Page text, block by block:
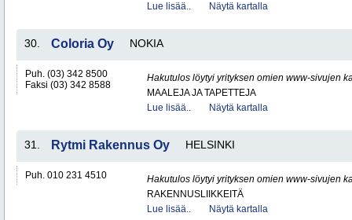
Lue lisää..
Näytä kartalla
30. Coloria Oy NOKIA
Puh. (03) 342 8500
Faksi (03) 342 8588
Hakutulos löytyi yrityksen omien www-sivujen
MAALEJA JA TAPETTEJA
Lue lisää..
Näytä kartalla
31. Rytmi Rakennus Oy HELSINKI
Puh. 010 231 4510
Hakutulos löytyi yrityksen omien www-sivujen
RAKENNUSLIIKKEITÄ
Lue lisää..
Näytä kartalla